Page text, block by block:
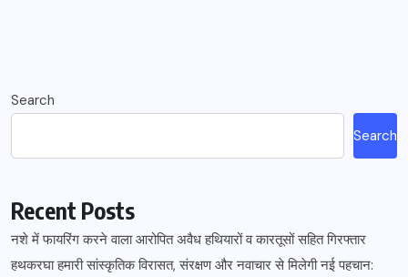
Search
Search
Recent Posts
नशे में फायरिंग करने वाला आरोपित अवैध हथियारों व कारतूसों सहित गिरफ्तार
हथकरघा हमारी सांस्कृतिक विरासत, संरक्षण और नवाचार से मिलेगी नई पहचान: